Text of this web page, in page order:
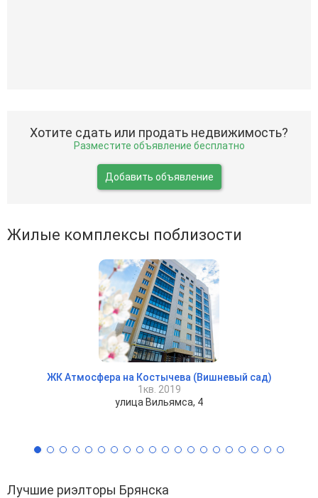
Хотите сдать или продать недвижимость?
Разместите объявление бесплатно
Добавить объявление
Жилые комплексы поблизости
ЖК Атмосфера на Костычева (Вишневый сад)
1кв. 2019
улица Вильямса, 4
Лучшие риэлторы Брянска